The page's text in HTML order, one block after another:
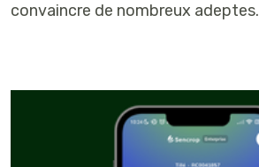
convaincre de nombreux adeptes.